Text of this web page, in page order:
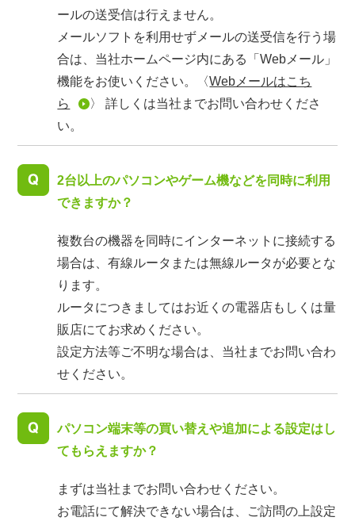
ールの送受信は行えません。
メールソフトを利用せずメールの送受信を行う場
合は、当社ホームページ内にある「Webメール」
機能をお使いください。〈Webメールはこち
ら
〉 詳しくは当社までお問い合わせくださ
い。
2台以上のパソコンやゲーム機などを同時に利用
できますか？
複数台の機器を同時にインターネットに接続する
場合は、有線ルータまたは無線ルータが必要とな
ります。
ルータにつきましてはお近くの電器店もしくは量
販店にてお求めください。
設定方法等ご不明な場合は、当社までお問い合わ
せください。
パソコン端末等の買い替えや追加による設定はし
てもらえますか？
まずは当社までお問い合わせください。
お電話にて解決できない場合は、ご訪問の上設定